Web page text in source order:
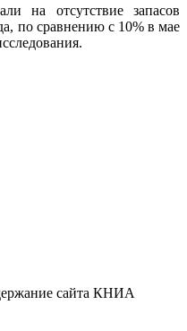
на отсутствие запасов
по сравнению с 10% в мае
сайта КНИА